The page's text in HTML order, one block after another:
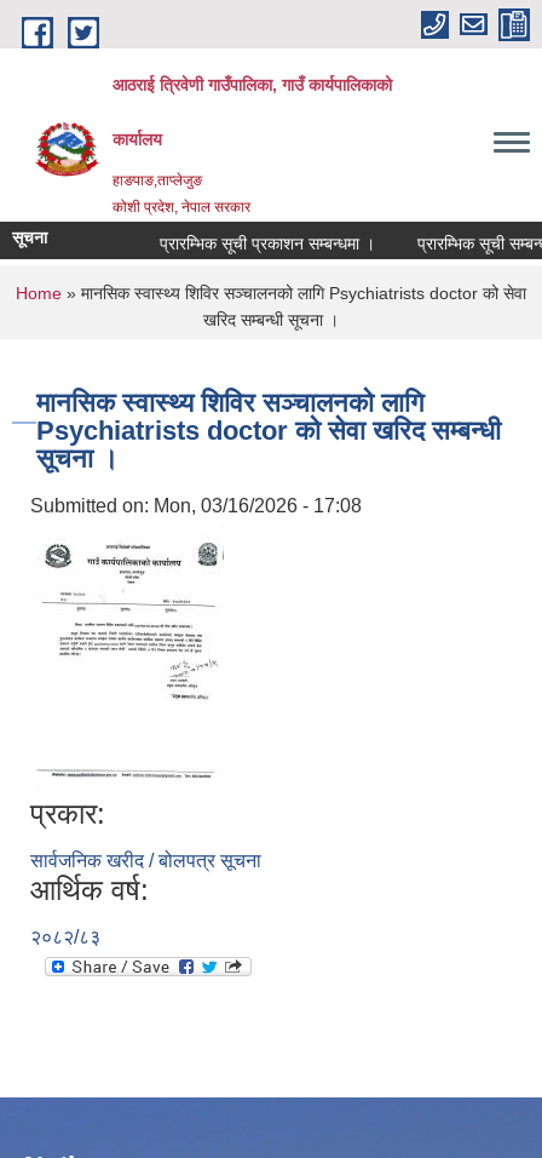
Skip to main content
आठराई त्रिवेणी गाउँपालिका, गाउँ कार्यपालिकाको
कार्यालय
हाङपाङ,ताप्लेजुङ
कोशी प्रदेश, नेपाल सरकार
सूचना प्रारम्भिक सूची प्रकाशन सम्बन्धमा । प्रारम्भिक सूची
You are here
Home » मानसिक स्वास्थ्य शिविर सञ्‍चालनको लागि Psychiatrists doctor को सेवा
खरिद सम्बन्धी सूचना ।
मानसिक स्वास्थ्य शिविर सञ्‍चालनको लागि
Psychiatrists doctor को सेवा खरिद सम्बन्धी
सूचना ।
Submitted on: Mon, 03/16/2026 - 17:08
प्रकार:
सार्वजनिक खरीद / बोलपत्र सूचना
आर्थिक वर्ष:
२०८२/८३